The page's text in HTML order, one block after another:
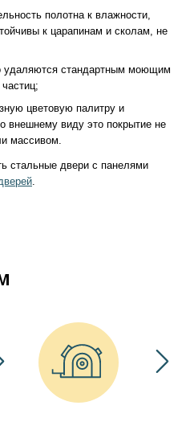
полотна к влажности,
к царапинам и сколам, не
удаляются стандартным моющим
цветовую палитру и
внешнему виду это покрытие не
массивом.
стальные двери с панелями